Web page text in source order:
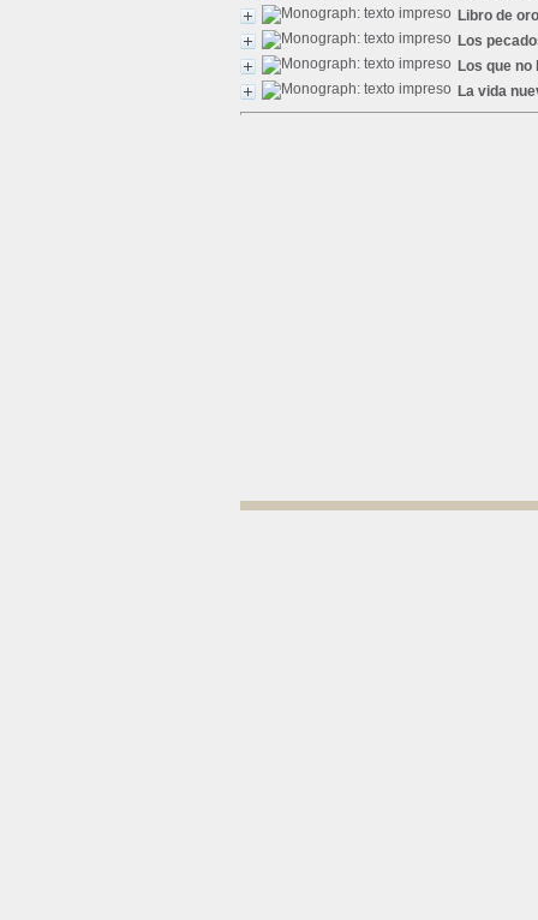
Libro de
Los
Los que
La vida